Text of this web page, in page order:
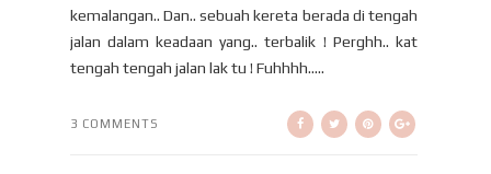
kemalangan.. Dan.. sebuah kereta berada di tengah
jalan dalam keadaan yang.. terbalik ! Perghh.. kat
tengah tengah jalan lak tu ! Fuhhhh.....
3 COMMENTS